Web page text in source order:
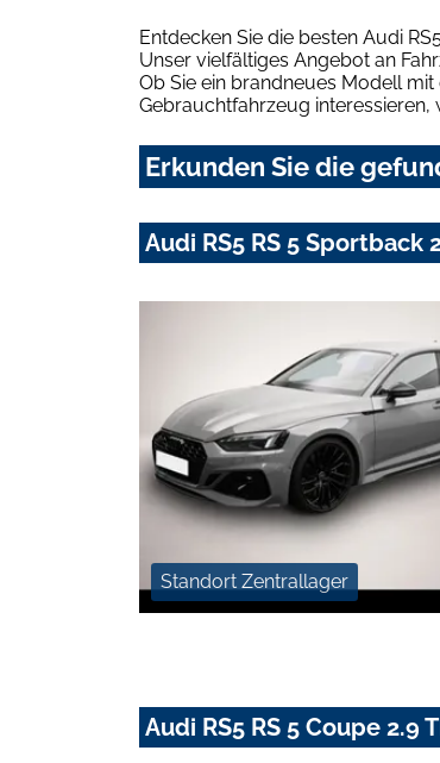
Entdecken Sie die besten Audi
Unser vielfältiges Angebot an
Ob Sie ein brandneues Modell
Gebrauchtfahrzeug interessieren,
Erkunden Sie die
Audi RS5 RS 5 Sportback
Standort Zentrallager
Audi RS5 RS 5 Coupe